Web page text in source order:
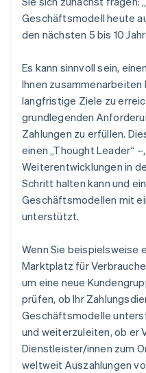
Geschäftsmodell heute
den nächsten 5 bis 10
Es kann sinnvoll sein,
Ihnen
langfristige Ziele zu
grundlegenden
Zahlungen zu erfüllen.
einen „Thought Leader“
Weiterentwicklungen in
Schritt halten kann und
Geschäftsmodellen mit
unterstützt.
Wenn Sie beispielsweise
Marktplatz für
um eine neue
prüfen, ob Ihr
Geschäftsmodelle
und weiterzuleiten, ob er
Dienstleister/innen zum
weltweit Auszahlungen